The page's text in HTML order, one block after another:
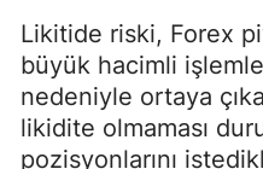
Likitide riski, Forex
büyük hacimli
nedeniyle ortaya
likidite olmaması
pozisyonlarını